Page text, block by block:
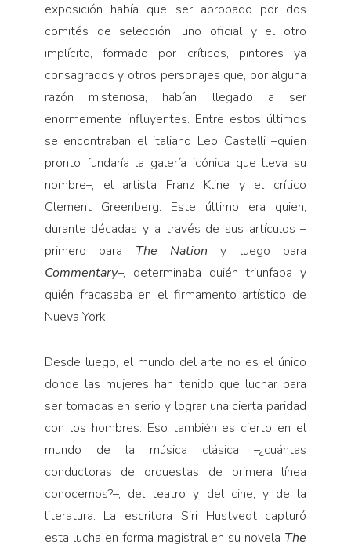
exposición había que ser aprobado por dos
comités de selección: uno oficial y el otro
implícito, formado por críticos, pintores ya
consagrados y otros personajes que, por alguna
razón misteriosa, habían llegado a ser
enormemente influyentes. Entre estos últimos
se encontraban el italiano Leo Castelli –quien
pronto fundaría la galería icónica que lleva su
nombre–, el artista Franz Kline y el crítico
Clement Greenberg. Este último era quien,
durante décadas y a través de sus artículos –
primero para The Nationy luego para
Commentary–, determinaba quién triunfaba y
quién fracasaba en el firmamento artístico de
Nueva York.
Desde luego, el mundo del arte no es el único
donde las mujeres han tenido que luchar para
ser tomadas en serio y lograr una cierta paridad
con los hombres. Eso también es cierto en el
mundo de la música clásica –¿cuántas
conductoras de orquestas de primera línea
conocemos?–, del teatro y del cine, y de la
literatura. La escritora Siri Hustvedt capturó
esta lucha en forma magistral en su novela The